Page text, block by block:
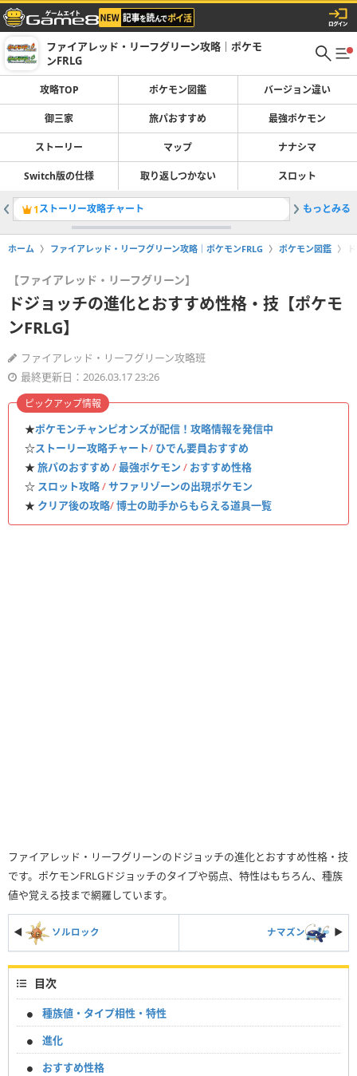
ファイアレッド・リーフグリーン攻略｜ポケモ
ンFRLG
攻略TOP ポケモン図鑑 バージョン違い
御三家 旅パおすすめ 最強ポケモン
ストーリー マップ ナナシマ
Switch版の仕様 取り返しつかない スロット
1ストーリー攻略チャート 2ポケモ
もっとみる
ホーム ファイアレッド・リーフグリーン攻略｜ポケモンFRLG ポケモン図鑑
【ファイアレッド・リーフグリーン】
ドジョッチの進化とおすすめ性格・技【ポケモ
ンFRLG】
ファイアレッド・リーフグリーン攻略班
最終更新日：2026.03.17 23:26
★ポケモンチャンピオンズが配信！攻略情報を発信中
☆ストーリー攻略チャート/ ひでん要員おすすめ
★旅パのおすすめ /最強ポケモン / おすすめ性格
☆ スロット攻略/サファリゾーンの出現ポケモン
★ クリア後の攻略/博士の助手からもらえる道具一覧
ピックアップ情報
ファイアレッド・リーフグリーンのドジョッチの進化とおすすめ性格・技
です。ポケモンFRLGドジョッチのタイプや弱点、特性はもちろん、種族
値や覚える技まで網羅しています。
◀ ソルロック ナマズン ▶︎
目次
種族値・タイプ相性・特性
進化
おすすめ性格